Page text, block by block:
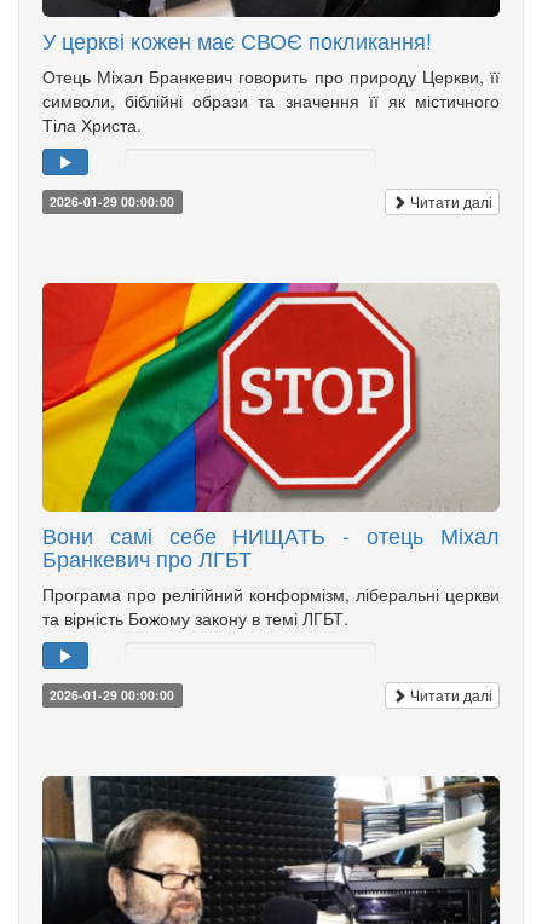
У церкві кожен має СВОЄ покликання!
Отець Міхал Бранкевич говорить про природу Церкви, її
символи, біблійні образи та значення її як містичного
Тіла Христа.
2026-01-29 00:00:00 Читати далі
Вони самі себе НИЩАТЬ - отець Міхал
Бранкевич про ЛГБТ
Програма про релігійний конформізм, ліберальні церкви
та вірність Божому закону в темі ЛГБТ.
2026-01-29 00:00:00 Читати далі